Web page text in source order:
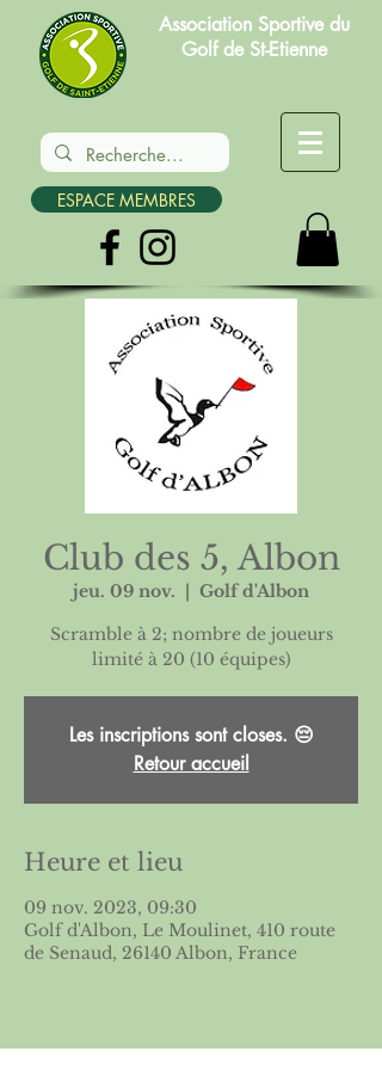
Association Sportive du
Golf de St-Etienne
ESPACE MEMBRES
Club des 5, Albon
jeu. 09 nov.
Golf d'Albon
Scramble à 2; nombre de joueurs
Les inscriptions sont closes. 😔
Retour accueil
Heure et lieu
09 nov. 2023, 09:30
Golf d'Albon, Le Moulinet, 410 route
de Senaud, 26140 Albon, France